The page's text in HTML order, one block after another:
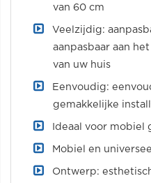
van 60 cm
Veelzijdig:
aanpasbaar aan
van uw huis
Eenvoudig:
gemakkelijke
Ideaal voor mobiel
Mobiel en
Ontwerp: